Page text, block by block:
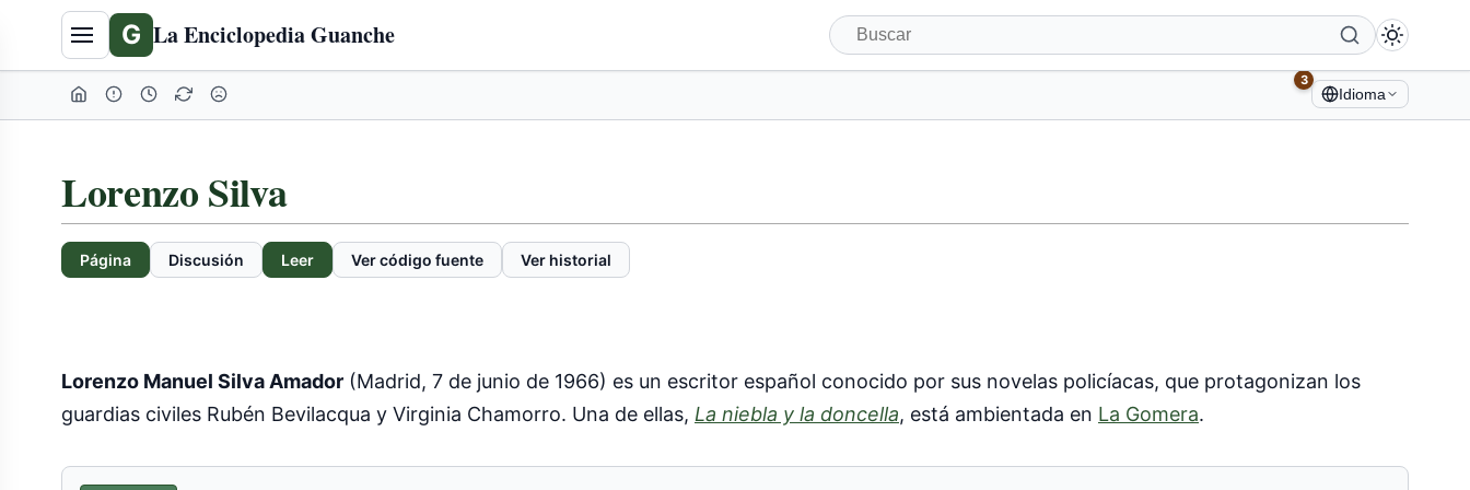
G La Enciclopedia Guanche
3
Idioma
Lorenzo Silva
Página Discusión Leer Ver código fuente Ver historial
Lorenzo Manuel Silva Amador (Madrid, 7 de junio de 1966) es un escritor español conocido por sus novelas policíacas, que protagonizan los
guardias civiles Rubén Bevilacqua y Virginia Chamorro. Una de ellas, La niebla y la doncella, está ambientada en La Gomera.